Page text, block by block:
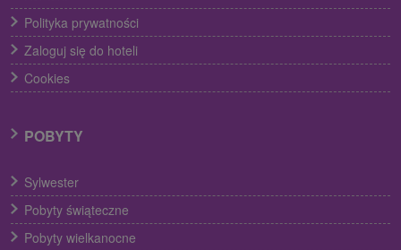
Polityka prywatności
Zaloguj się do hoteli
Cookies
POBYTY
Sylwester
Pobyty świąteczne
Pobyty wielkanocne